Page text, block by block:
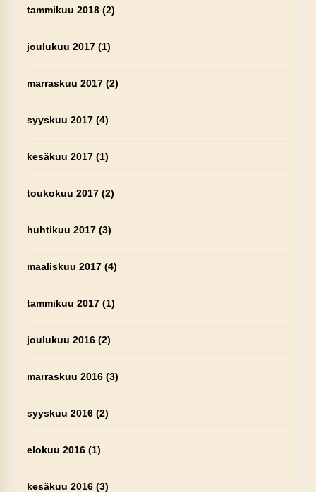
tammikuu 2018(2)
joulukuu 2017(1)
marraskuu 2017(2)
syyskuu 2017(4)
kesäkuu 2017(1)
toukokuu 2017(2)
huhtikuu 2017(3)
maaliskuu 2017(4)
tammikuu 2017(1)
joulukuu 2016(2)
marraskuu 2016(3)
syyskuu 2016(2)
elokuu 2016(1)
kesäkuu 2016(3)